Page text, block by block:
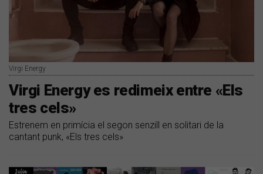
Virgi Energy
Virgi Energy es redimeix entre «Els
tres cels»
Estrenem en primícia el segon senzill en solitari de la
cantant punk, «Els tres cels»